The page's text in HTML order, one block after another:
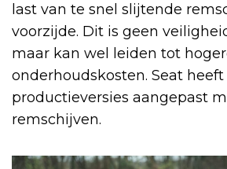
last van te snel slijtende
voorzijde. Dit is geen
maar kan wel leiden tot
onderhoudskosten. Seat
productieversies aangepast
remschijven.